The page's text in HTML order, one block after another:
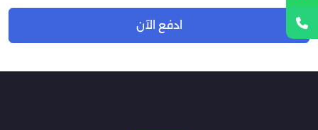
ادفع الآن